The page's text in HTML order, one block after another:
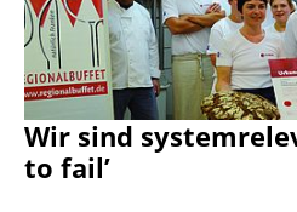
Wir sind
to fail’